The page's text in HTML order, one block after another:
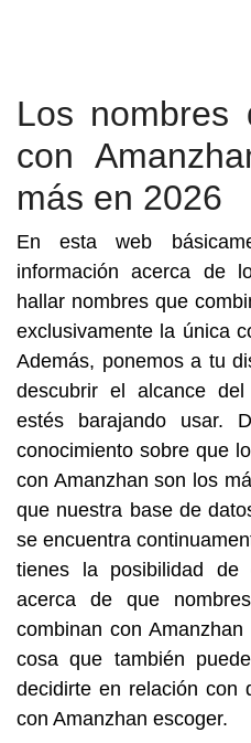
Los nombres
con
más en 2026
En esta web
información acerca de
hallar nombres que
exclusivamente la única
Además, ponemos a tu
descubrir el alcance
estés barajando usar.
conocimiento sobre que
con Amanzhan son los
que nuestra base de
se encuentra
tienes la posibilidad de
acerca de que
combinan con
cosa que también
decidirte en relación con
con Amanzhan escoger.